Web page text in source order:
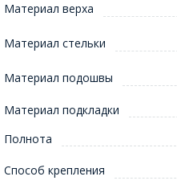
Материал верха
Материал стельки
Материал подошвы
Материал подкладки
Полнота
Способ крепления